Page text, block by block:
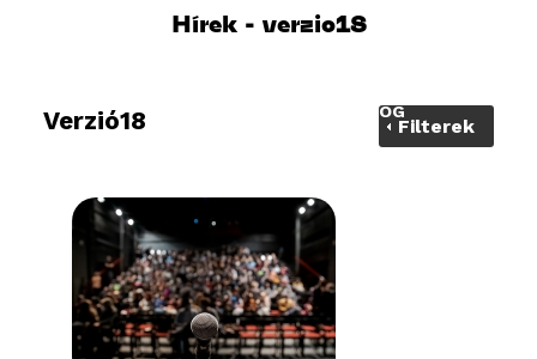
BLOG
Hírek - verzio18
Filterek
Verzió18